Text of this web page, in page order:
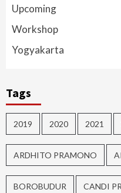
Upcoming
Workshop
Yogyakarta
Tags
2019 2020 2021
ARDHITO PRAMONO
BOROBUDUR CANDI